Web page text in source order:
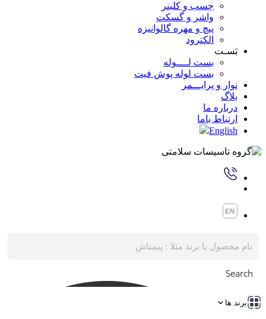
چسب و کلینر
واشر و گسکت
پیچ و مهره گالوانیزه
الکترود
بَسـت
بست لــــوله
بست لوله پوش فیت
نوار و پرایـــمر
بلاگ
درباره ما
ارتباط باما
English
Search
برند ها